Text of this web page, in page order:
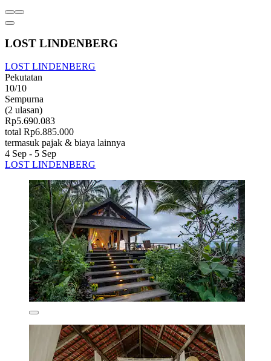
LOST LINDENBERG
LOST LINDENBERG
Pekutatan
10/10
Sempurna
(2 ulasan)
Rp5.690.083
total Rp6.885.000
termasuk pajak & biaya lainnya
4 Sep - 5 Sep
LOST LINDENBERG